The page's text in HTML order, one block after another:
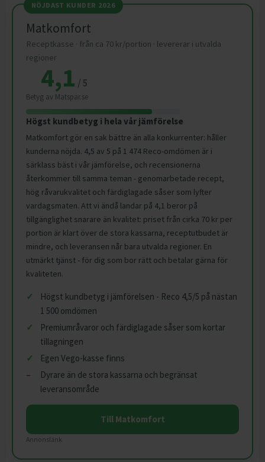
NÖJDAST KUNDER 2026
Matkomfort
Receptkasse · från ca 70 kr/portion · levererar i utvalda
regioner
4,1 /5
Betyg av Matspar.se
Högst kundbetyg i hela vår jämförelse
Matkomfort gör en sak bättre än alla konkurrenter: håller
kunderna nöjda. 4,5 av 5 på 1 474 Reco-omdömen är i
särklass bäst i vår jämförelse, och recensionerna
återkommer till samma teman - genomarbetade recept,
hög råvarukvalitet och färdiglagade såser som lyfter
vardagsmaten. Att vi ändå landar på 4,1 beror på
tillgänglighet snarare än kvalitet: priset från cirka 70 kr per
portion är klart över de stora kassarna, receptutbudet är
mindre, och leveransen når bara utvalda regioner. En
utmärkt tjänst - för dig som bor rätt och betalar gärna för
kvaliteten.
Högst kundbetyg i jämförelsen - Reco 4,5/5 på nästan
1 500 omdömen
Premiumråvaror och färdiglagade såser som kortar
tillagningen
Egen Vego-kasse finns
Dyrare än de stora kassarna och begränsat
leveransområde
Till Matkomfort
Annonslänk